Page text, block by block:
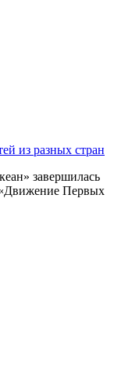
из разных стран
завершилась
Первых